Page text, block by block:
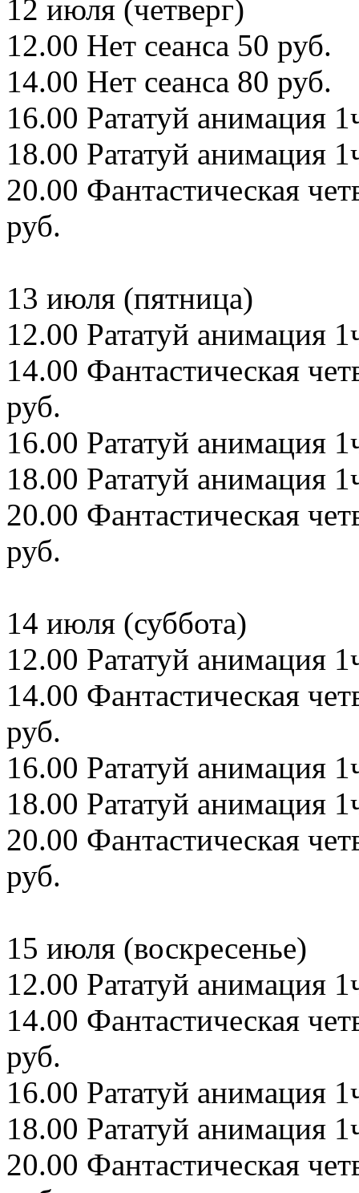
12 июля (четверг)
12.00 Нет сеанса 50 руб.
14.00 Нет сеанса 80 руб.
16.00 Рататуй анимация
18.00 Рататуй анимация
20.00 Фантастическая
руб.
13 июля (пятница)
12.00 Рататуй анимация
14.00 Фантастическая
руб.
16.00 Рататуй анимация
18.00 Рататуй анимация
20.00 Фантастическая
руб.
14 июля (суббота)
12.00 Рататуй анимация
14.00 Фантастическая
руб.
16.00 Рататуй анимация
18.00 Рататуй анимация
20.00 Фантастическая
руб.
15 июля (воскресенье)
12.00 Рататуй анимация
14.00 Фантастическая
руб.
16.00 Рататуй анимация
18.00 Рататуй анимация
20.00 Фантастическая